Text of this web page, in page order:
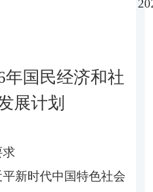
年国民经济和社
展计划
求
新时代中国特色社会